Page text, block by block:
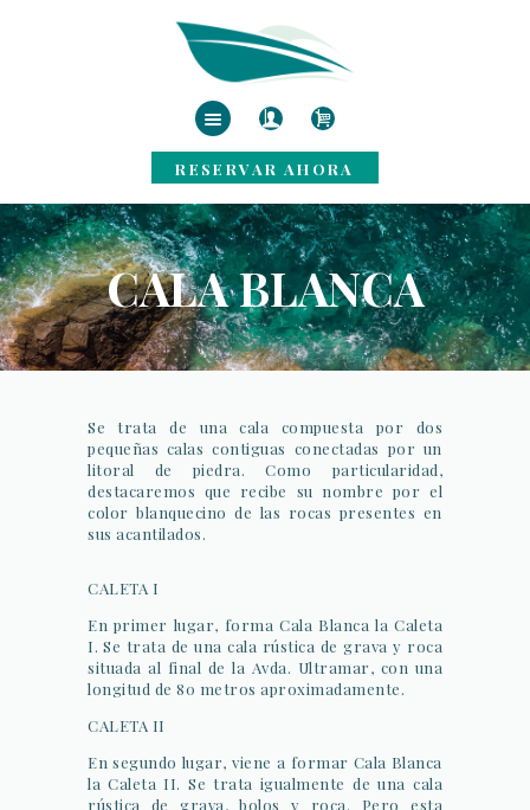
RESERVAR AHORA
CALA BLANCA
INICIO
ALQUILER DE
BARCOS
SERVICIOS
DESTINOS
BLOG
CONTACTO
Se trata de una cala compuesta por dos
pequeñas calas contiguas conectadas por un
litoral de piedra. Como particularidad,
destacaremos que recibe su nombre por el
color blanquecino de las rocas presentes en
sus acantilados.
CALETA I
En primer lugar, forma Cala Blanca la Caleta
I. Se trata de una cala rústica de grava y roca
situada al final de la Avda. Ultramar, con una
longitud de 80 metros aproximadamente.
CALETA II
En segundo lugar, viene a formar Cala Blanca
la Caleta II. Se trata igualmente de una cala
rústica de grava, bolos y roca. Pero esta